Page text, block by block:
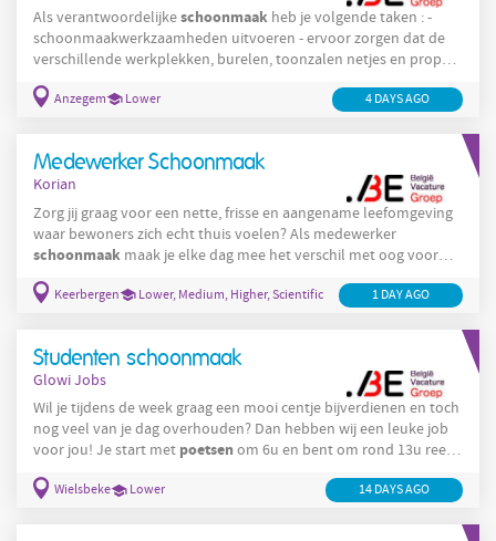
Als verantwoordelijkeschoonmaak heb je volgende taken : -
schoonmaakwerkzaamheden uitvoeren - ervoor zorgen dat de
verschillende werkplekken, burelen, toonzalen netjes en proper
zijn - naleven van hygiëne- en kwaliteitsnormen - problemen en
verbeterpunten signaleren. Trefwoorden : schoonmaak,
Anzegem Lower 4 DAYS AGO
Medewerker Schoonmaak
Korian
Zorg jij graag voor een nette, frisse en aangename leefomgeving
waar bewoners zich echt thuis voelen? Als medewerker
schoonmaak maak je elke dag mee het verschil met oog voor
zorgaanbieders in Belgium; in de residentiële ouderenzorg, met
afdelingen. Al onze locaties zijn ISO 9001 gecertificeerd.
Keerbergen Lower, Medium, Higher, Scientific 1 DAY AGO
Studenten schoonmaak
Glowi Jobs
Wil je tijdens de week graag een mooi centje bijverdienen en toch
nog veel van je dag overhouden? Dan hebben wij een leuke job
voor jou! Je start met poetsen om 6u en bent om rond 13u reeds
ondertussen heb je 16.7243€/u verdiend! Aarzel dus niet en bel
Wielsbeke Lower 14 DAYS AGO